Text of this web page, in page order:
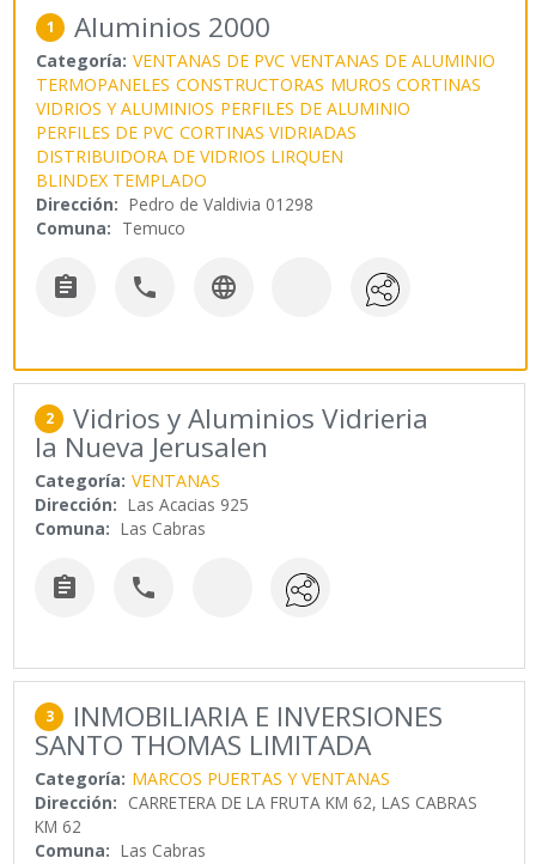
1 Aluminios 2000
Categoría: VENTANAS DE PVC VENTANAS DE ALUMINIO
TERMOPANELES CONSTRUCTORAS MUROS CORTINAS
VIDRIOS Y ALUMINIOS PERFILES DE ALUMINIO
PERFILES DE PVC CORTINAS VIDRIADAS
DISTRIBUIDORA DE VIDRIOS LIRQUEN
BLINDEX TEMPLADO
Dirección: Pedro de Valdivia 01298
Comuna: Temuco
  
2 Vidrios y Aluminios Vidrieria
la Nueva Jerusalen
Categoría: VENTANAS
Dirección: Las Acacias 925
Comuna: Las Cabras
 
3 INMOBILIARIA E INVERSIONES
SANTO THOMAS LIMITADA
Categoría: MARCOS PUERTAS Y VENTANAS
Dirección: CARRETERA DE LA FRUTA KM 62, LAS CABRAS
KM 62
Comuna: Las Cabras